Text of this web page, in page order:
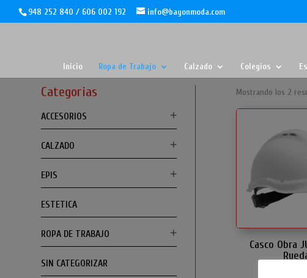
948 252 840 / 606 002 192 info@bayonmoda.com
Inicio Ropa de Trabajo Calzado Colegios
Categorias
ACCESORIOS
CALZADO
EPIS
ESTETICA
ROPA DE TRABAJO
SIN CATEGORIZAR
Mostrando los 2
Casco Obra